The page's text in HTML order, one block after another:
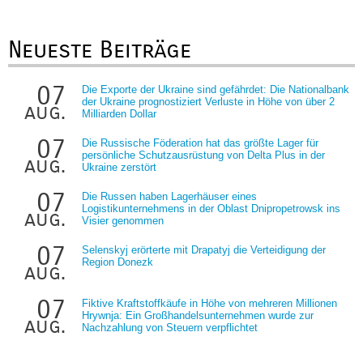
Neueste Beiträge
07
aug.
Die Exporte der Ukraine sind gefährdet: Die Nationalbank
der Ukraine prognostiziert Verluste in Höhe von über 2
Milliarden Dollar
07
aug.
Die Russische Föderation hat das größte Lager für
persönliche Schutzausrüstung von Delta Plus in der
Ukraine zerstört
07
aug.
Die Russen haben Lagerhäuser eines
Logistikunternehmens in der Oblast Dnipropetrowsk ins
Visier genommen
07
aug.
Selenskyj erörterte mit Drapatyj die Verteidigung der
Region Donezk
07
aug.
Fiktive Kraftstoffkäufe in Höhe von mehreren Millionen
Hrywnja: Ein Großhandelsunternehmen wurde zur
Nachzahlung von Steuern verpflichtet